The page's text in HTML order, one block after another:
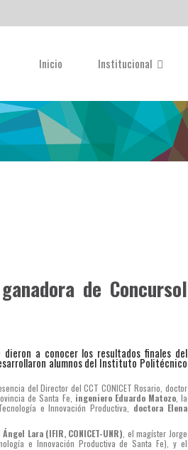
Inicio Institucional
de Concursol
a conocer los resultados finales del
alumnos del Instituto Politécnico
del Director del CCT CONICET Rosario, doctor
de Santa Fe, ingeniero Eduardo Matozo, la
e Innovación Productiva, doctora Elena
Lara (IFIR, CONICET-UNR) , el magíster Jorge
e Innovación Productiva de Santa Fe), y el